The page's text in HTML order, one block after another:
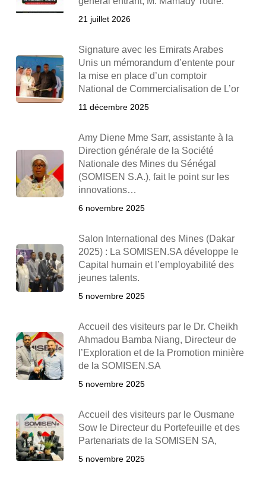
21 juillet 2026
Signature avec les Emirats Arabes
Unis un mémorandum d’entente pour
la mise en place d’un comptoir
National de Commercialisation de L’or
11 décembre 2025
Amy Diene Mme Sarr, assistante à la
Direction générale de la Société
Nationale des Mines du Sénégal
(SOMISEN S.A.), fait le point sur les
innovations…
6 novembre 2025
Salon International des Mines (Dakar
2025) : La SOMISEN.SA développe le
Capital humain et l’employabilité des
jeunes talents.
5 novembre 2025
Accueil des visiteurs par le Dr. Cheikh
Ahmadou Bamba Niang, Directeur de
l’Exploration et de la Promotion minière
de la SOMISEN.SA
5 novembre 2025
Accueil des visiteurs par le Ousmane
Sow le Directeur du Portefeuille et des
Partenariats de la SOMISEN SA,
5 novembre 2025